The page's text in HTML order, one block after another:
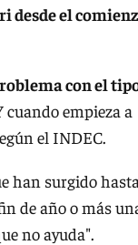
desde el
con el
cuando empieza a
el INDEC.
han surgido hasta
de año o más
no ayuda".